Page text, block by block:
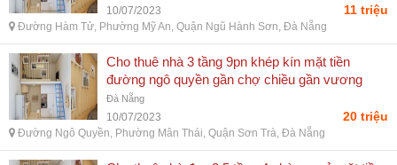
ngũ hành sơn, đà nẵng
10/07/2023 11 triệu
Đường Hàm Tử, Phường Mỹ An, Quận Ngũ Hành Sơn, Đà Nẵng
Cho thuê nhà 3 tầng 9pn khép kín mặt tiền
đường ngô quyền gần chợ chiều gần vương
thừa vũ-20tr . - đường ngô quyền, phường mân
thái, quận sơn trà, đà nẵng
Đà Nẵng
10/07/2023 20 triệu
Đường Ngô Quyền, Phường Mân Thái, Quận Sơn Trà, Đà Nẵng